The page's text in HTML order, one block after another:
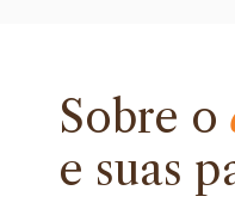
Sobre o
e suas